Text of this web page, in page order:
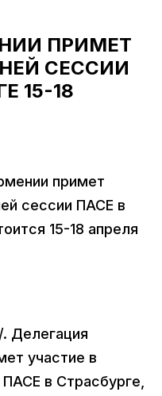
ПРИМЕТ
СЕССИИ
15-18
примет
сессии ПАСЕ в
15-18 апреля
Делегация
участие в
в Страсбурге,